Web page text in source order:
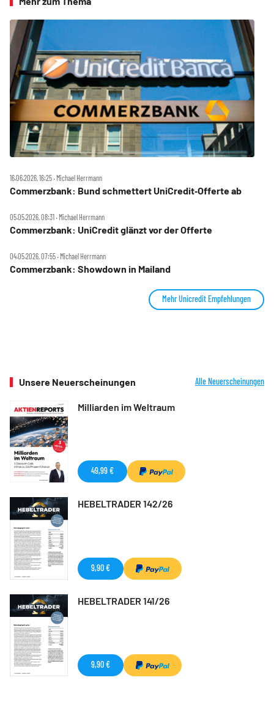
16.06.2026, 16:25 ‧ Michael Herrmann
Commerzbank: Bund schmettert UniCredit‑Offerte ab
05.05.2026, 08:31 ‧ Michael Herrmann
Commerzbank: UniCredit glänzt vor der Offerte
04.05.2026, 07:55 ‧ Michael Herrmann
Commerzbank: Showdown in Mailand
Mehr Unicredit Empfehlungen
Unsere Neuerscheinungen Alle Neuerscheinungen
Milliarden im Weltraum
49,99 €
HEBELTRADER 142/26
9,90 €
HEBELTRADER 141/26
9,90 €